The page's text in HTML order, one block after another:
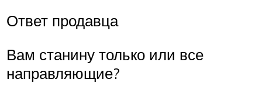
Ответ продавца
Вам станину только или все
направляющие?